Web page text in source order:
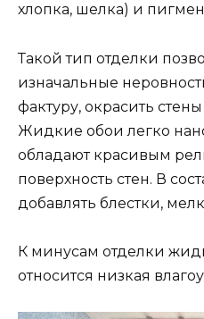
хлопка, шелка) и
Такой тип отделки
изначальные
фактуру, окрасить
Жидкие обои легко
обладают красивым
поверхность стен. В
добавлять блестки,
К минусам отделки
относится низкая